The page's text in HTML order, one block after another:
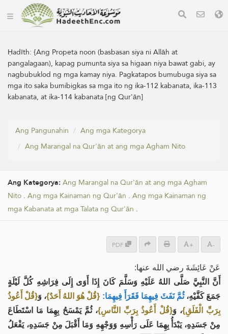
Ḥadīth:{Ang Propeta noon (basbasan siya ni Allāh at
pangalagaan), kapag pumunta siya sa higaan niya bawat gabi, ay
nagbubuklod ng mga kamay niya. Pagkatapos bumubuga siya sa
mga ito saka bumibigkas sa mga ito ng ika-112 kabanata, ika-113
kabanata, at ika-114 kabanata [ng Qur'ān]
Ang Pangunahin
Ang mga Kategorya
Ang Marangal na Qur'ān at ang mga Agham Nito
Ang Kategorya: Ang Marangal na Qur'ān at ang mga Agham
Nito . Ang mga Kainaman ng Qur'ān . Ang mga Kainaman ng
mga Kabanata at mga Talata ng Qur'ān .
PDF + -
عَنْ ‌عَائِشَةَ رضي الله عنها:
أَنَّ النَّبِيَّ صَلَّى اللهُ عَلَيْهِ وَسَلَّمَ كَانَ إِذَا أَوَى إِلَى فِرَاشِهِ كُلَّ لَيْلَةٍ
جَمَعَ كَفَّيْهِ، ثُمَّ نَفَثَ فِيهِمَا فَقَرَأَ فِيهِمَا: {قُلْ هُوَ اللهُ أَحَدٌ}، وَ{قُلْ أَعُوذُ
بِرَبِّ الْفَلَقِ}، وَ{قُلْ أَعُوذُ بِرَبِّ النَّاسِ}، ثُمَّ يَمْسَحُ بِهِمَا مَا اسْتَطَاعَ
مِنْ جَسَدِهِ، يَبْدَأُ بِهِمَا عَلَى رَأْسِهِ وَوَجْهِهِ وَمَا أَقْبَلَ مِنْ جَسَدِهِ، يَفْعَلُ